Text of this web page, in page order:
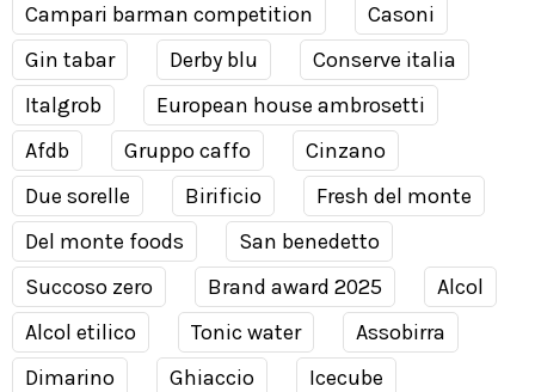
Campari barman competition
Casoni
Gin tabar
Derby blu
Conserve italia
Italgrob
European house ambrosetti
Afdb
Gruppo caffo
Cinzano
Due sorelle
Birificio
Fresh del monte
Del monte foods
San benedetto
Succoso zero
Brand award 2025
Alcol
Alcol etilico
Tonic water
Assobirra
Dimarino
Ghiaccio
Icecube